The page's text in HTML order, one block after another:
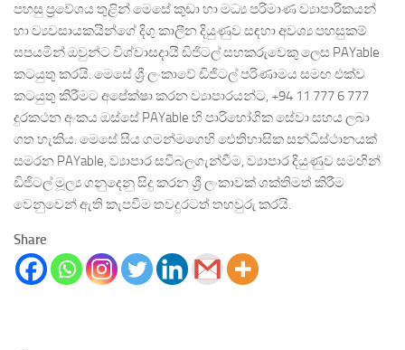
පහසු ප්‍රවේශය තුළින් මෙසේ කුඩා හා මධ්‍ය පරිමාණ ව්‍යාපාරිකයන්
හා ව්‍යවසායකයින්ගේ දිගු කාලීන දියුණුව සඳහා අවශ්‍ය පහසුකම්
සපයමින් ඔවුන්ට විශ්වාසදායී ඩිජිටල් සහකරුවෙකු ලෙස PAYable
කටයුතු කරයි. මෙසේ ශ්‍රී ලංකාවේ ඩිජිටල් පරිණාමය සමඟ එක්ව
කටයුතු කිරීමට අපේක්ෂා කරන ව්‍යාපාරයන්ට, +94 11 777 6 777
දුරකථන අංකය ඔස්සේ PAYable හි පාරිභෝගික සේවා සහය ලබා
ගත හැකිය. මෙසේ සිය ගමන්මගෙහි ඓතිහාසික සන්ධිස්ථානයක්
සමරන PAYable, ව්‍යාපාර සවිබලගැන්වීම, ව්‍යාපාර දියුණුව සමඟින්
ඩිජිටල් මූල්‍ය ගනුදෙනු සිදු කරන ශ්‍රී ලංකාවක් ශක්තිමත් කිරීම
වෙනුවෙන් ඇති කැපවීම තවදුරටත් තහවුරු කරයි.
Share